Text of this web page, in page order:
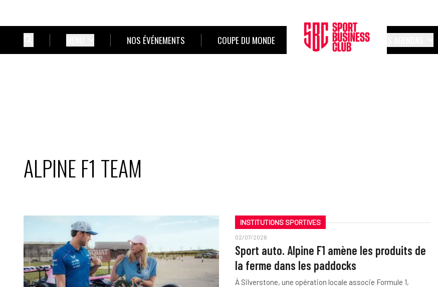
NOS ÉVÉNEMENTS COUPE DU MONDE
ALPINE F1 TEAM
INSTITUTIONS SPORTIVES
02/07/2026
Sport auto. Alpine F1 amène les produits de
la ferme dans les paddocks
À Silverstone, une opération locale associe Formule 1,